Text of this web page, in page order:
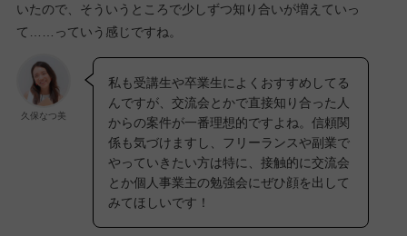
いたので、そういうところで少しずつ知り合いが増えていっ
て……っていう感じですね。
久保なつ美
私も受講生や卒業生によくおすすめしてる
んですが、交流会とかで直接知り合った人
からの案件が一番理想的ですよね。信頼関
係も気づけますし、フリーランスや副業で
やっていきたい方は特に、接触的に交流会
とか個人事業主の勉強会にぜひ顔を出して
みてほしいです！